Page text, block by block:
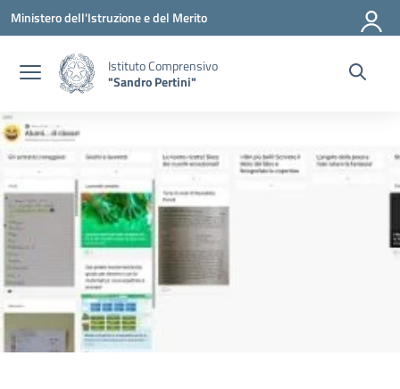
Vai ai contenuti
Vai al menu di navigazione
Vai al footer
Ministero dell'Istruzione e del Merito
Istituto Comprensivo
"Sandro Pertini"